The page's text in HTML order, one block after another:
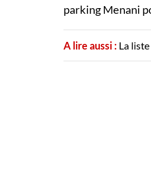
parking Menani
A lire aussi : La